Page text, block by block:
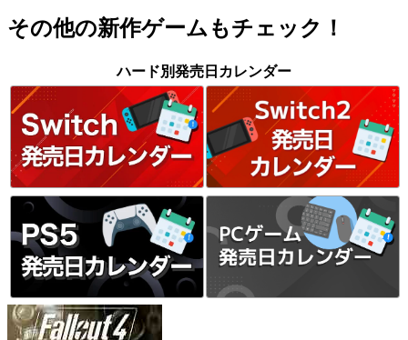
その他の新作ゲームもチェック！
ハード別発売日カレンダー